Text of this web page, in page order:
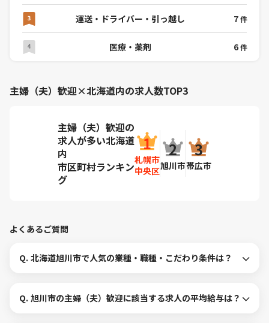
運送・ドライバー・引っ越し 7件
医療・薬剤 6件
主婦（夫）歓迎×北海道内の求人数TOP3
主婦（夫）歓迎の
求人が多い北海道
内
市区町村ランキン
グ
札幌市
中央区旭川市帯広市
よくあるご質問
Q. 北海道旭川市で人気の業種・職種・こだわり条件は？
Q. 旭川市の主婦（夫）歓迎に該当する求人の平均給与は？